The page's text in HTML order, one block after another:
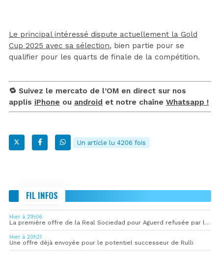
Le principal intéressé dispute actuellement la Gold
Cup 2025 avec sa sélection, bien partie pour se
qualifier pour les quarts de finale de la compétition.
🔁 Suivez le mercato de l’OM en direct sur nos
applis iPhone ou android et notre chaîne Whatsapp !
Un article lu 4206 fois
FIL INFOS
Hier à 21h06
La première offre de la Real Sociedad pour Aguerd refusée par l’OM
Hier à 20h21
Une offre déjà envoyée pour le potentiel successeur de Rulli